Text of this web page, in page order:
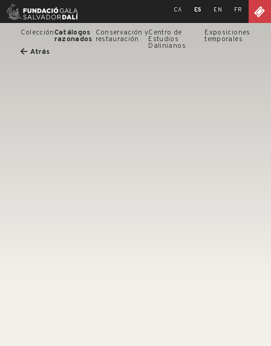
Skip
CA ES EN FR
ColecciónCatálogos
razonados
Conservación y
restauración
Centro de
Estudios
Dalinianos
Exposiciones
temporales
Atrás